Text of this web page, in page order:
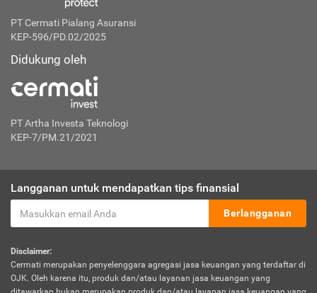
PT Cermati Pialang Asuransi
KEP-596/PD.02/2025
Didukung oleh
PT Artha Investa Teknologi
KEP-7/PM.21/2021
Langganan untuk mendapatkan tips finansial
Berlangganan
Disclaimer:
Cermati merupakan penyelenggara agregasi jasa keuangan yang terdaftar di
OJK. Oleh karena itu, produk dan/atau layanan jasa keuangan yang